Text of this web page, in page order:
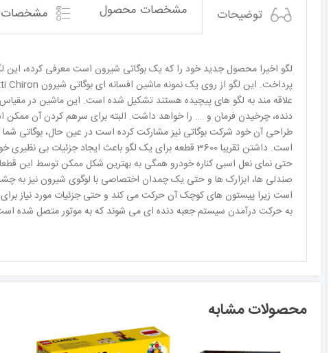
توضیحات مشخصات محصول مشخصات
لگو اخیرا محصول جدید خود را که یک بوگاتی شیرون است معرفی کرده، این
طراحی‌ آن خود شرکت بوگاتی نیز مشارکت کرده است در عین حال، بوگاتی
است. داشتن تقریبا 3600 قطعه برای یک لگو باعث ایجاد
حتی نمای نعل اسبی کناره خودرو همگی به بهترین شکل ممکن توسط این
صندلی ها، ابزارک ها و حتی یک چمدان اختصاصی با لوگوی شیرون نیز به
به حرکت درآمدن سیستم جعبه دنده ای می شوند که به موتور متصل شده
محصولات مشابه